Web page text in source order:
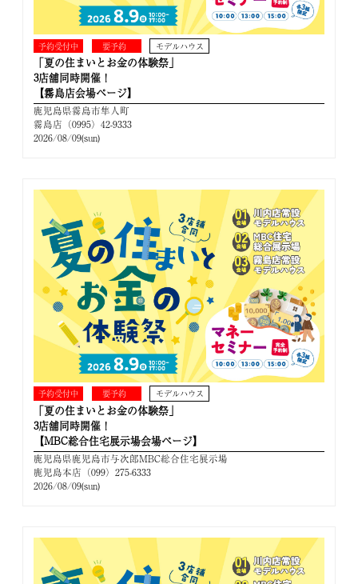
予約受付中 要予約 モデルハウス
「夏の住まいとお金の体験祭」
3店舗同時開催！
【霧島店会場ページ】
鹿児島県霧島市隼人町
霧島店（0995）42-9333
2026/08/09(sun)
予約受付中 要予約 モデルハウス
「夏の住まいとお金の体験祭」
3店舗同時開催！
【MBC総合住宅展示場会場ページ】
鹿児島県鹿児島市与次郎MBC総合住宅展示場
鹿児島本店（099）275-6333
2026/08/09(sun)